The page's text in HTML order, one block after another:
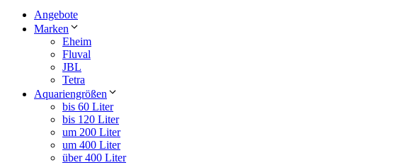
Angebote
Marken
Eheim
Fluval
JBL
Tetra
Aquariengrößen
bis 60 Liter
bis 120 Liter
um 200 Liter
um 400 Liter
über 400 Liter